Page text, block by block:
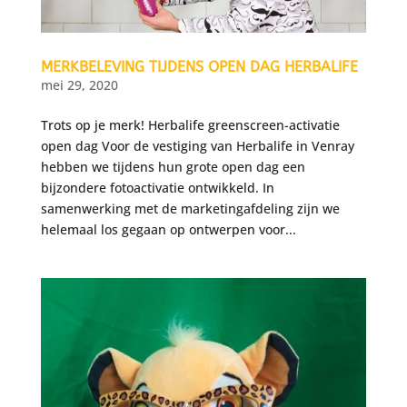
MERKBELEVING TIJDENS OPEN DAG HERBALIFE
mei 29, 2020
Trots op je merk! Herbalife greenscreen-activatie
open dag Voor de vestiging van Herbalife in Venray
hebben we tijdens hun grote open dag een
bijzondere fotoactivatie ontwikkeld. In
samenwerking met de marketingafdeling zijn we
helemaal los gegaan op ontwerpen voor...